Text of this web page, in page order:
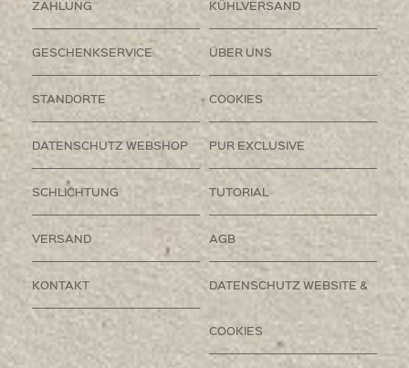
ZAHLUNG KÜHLVERSAND
GESCHENKSERVICE ÜBER UNS
STANDORTE COOKIES
DATENSCHUTZ WEBSHOP PUR EXCLUSIVE
SCHLICHTUNG TUTORIAL
VERSAND AGB
KONTAKT DATENSCHUTZ WEBSITE &
COOKIES